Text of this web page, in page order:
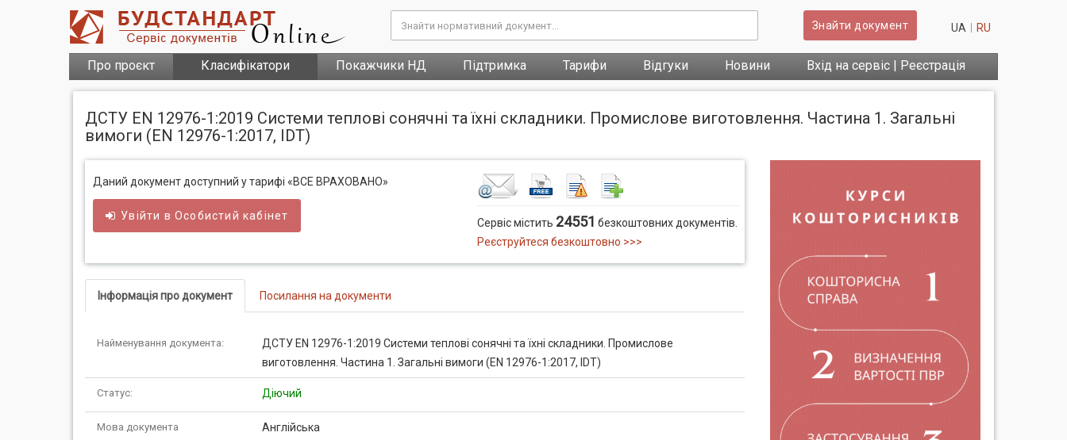
Знайти документ UA RU
Про проєкт Класифікатори Покажчики НД Підтримка Тарифи Відгуки Новини Вхід на сервіс | Реєстрація
ДСТУ EN 12976-1:2019 Системи теплові сонячні та їхні складники. Промислове виготовлення. Частина 1. Загальні
вимоги (EN 12976-1:2017, IDT)
Даний документ доступний у тарифі «ВСЕ ВРАХОВАНО»
Увійти вОсобистий кабінет
Сервіс містить 24551 безкоштовних документів.
Реєструйтеся безкоштовно >>>
Інформація про документ Посилання на документи
Найменування документа:
ДСТУ EN 12976-1:2019 Системи теплові сонячні та їхні складники. Промислове
виготовлення. Частина 1. Загальні вимоги (EN 12976-1:2017, IDT)
Статус: Діючий
Мова документа Англійська